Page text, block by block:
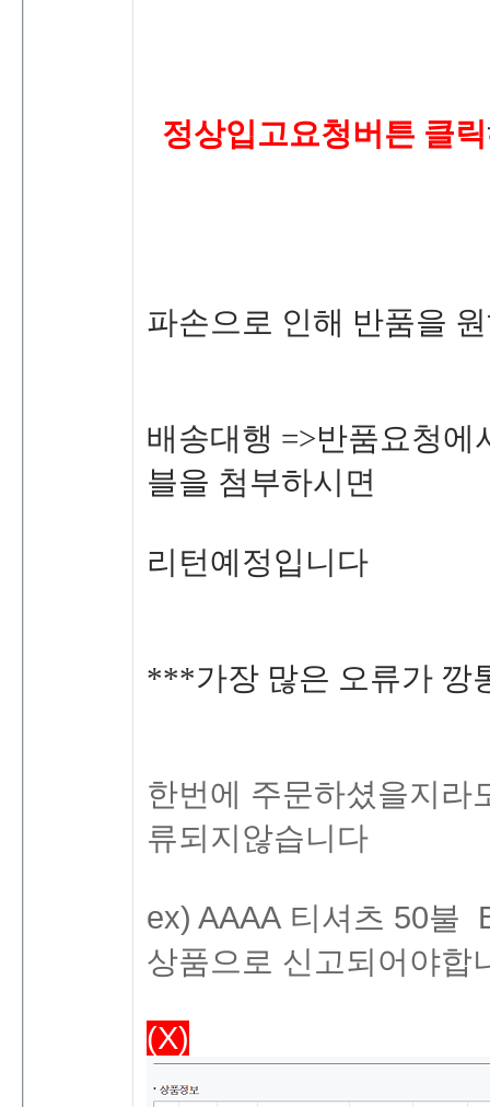
정상입고요청버튼클릭
파손으로인해반품을원
배송대행=>반품요청
블을첨부하시면
리턴예정입니다
***가장많은오류가깡
한번에주문하셨을지
류되지않습니다
ex)AAAA 티셔츠 50불
상품으로신고되어야합
(X)